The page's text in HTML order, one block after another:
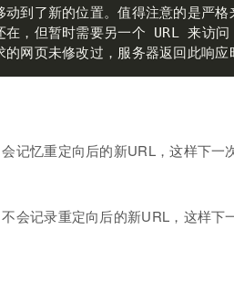
动到了新的位置。值得注意的是
的网页未修改过，服务器返回此响
记忆重定向后的新URL，这样下一
会记录重定向后的新URL，这样下